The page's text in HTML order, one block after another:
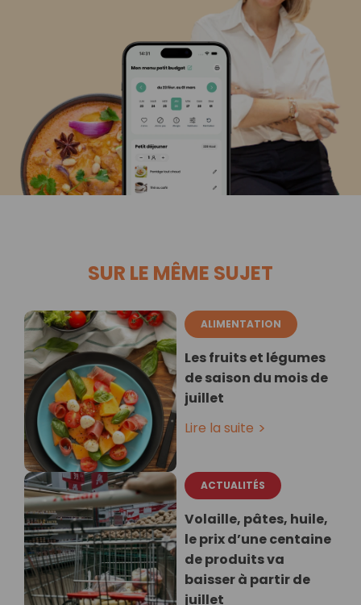
SUR LE MÊME SUJET
ALIMENTATION
Les fruits et légumes
de saison du mois de
juillet
Lire la suite
ACTUALITÉS
Volaille, pâtes, huile,
le prix d’une centaine
de produits va
baisser à partir de
juillet